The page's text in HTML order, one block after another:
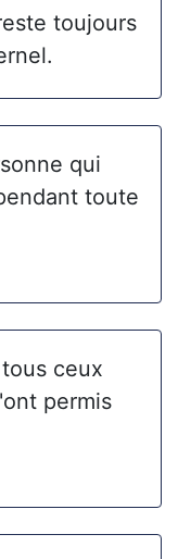
toujours
qui
toute
ceux
permis